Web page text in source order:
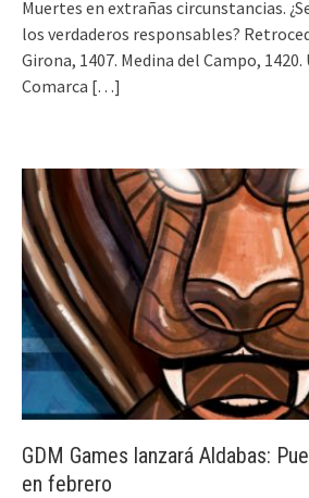
Muertes en extrañas circunstancias.
los verdaderos responsables?
Girona, 1407. Medina del Campo, 1420.
Comarca […]
GDM Games lanzará Aldabas:
en febrero